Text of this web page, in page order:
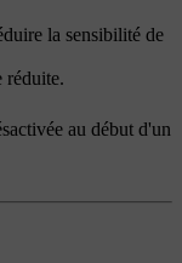
la sensibilité de
réduite.
au début d'un